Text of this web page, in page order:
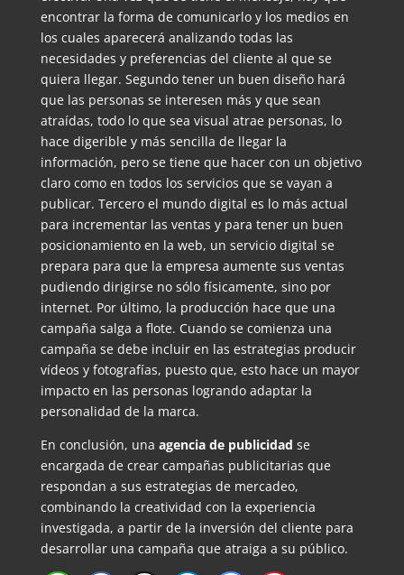
encontrar la forma de comunicarlo y los medios en
los cuales aparecerá analizando todas las
necesidades y preferencias del cliente al que se
quiera llegar. Segundo tener un buen diseño hará
que las personas se interesen más y que sean
atraídas, todo lo que sea visual atrae personas, lo
hace digerible y más sencilla de llegar la
información, pero se tiene que hacer con un objetivo
claro como en todos los servicios que se vayan a
publicar. Tercero el mundo digital es lo más actual
para incrementar las ventas y para tener un buen
posicionamiento en la web, un servicio digital se
prepara para que la empresa aumente sus ventas
pudiendo dirigirse no sólo físicamente, sino por
internet. Por último, la producción hace que una
campaña salga a flote. Cuando se comienza una
campaña se debe incluir en las estrategias producir
vídeos y fotografías, puesto que, esto hace un mayor
impacto en las personas logrando adaptar la
personalidad de la marca.
En conclusión, una agencia de publicidad se
encargada de crear campañas publicitarias que
respondan a sus estrategias de mercadeo,
combinando la creatividad con la experiencia
investigada, a partir de la inversión del cliente para
desarrollar una campaña que atraiga a su público.